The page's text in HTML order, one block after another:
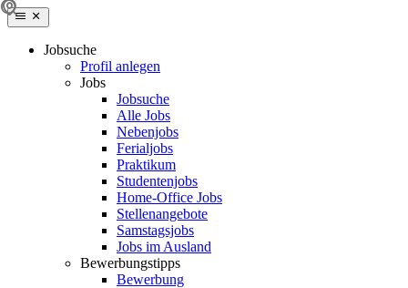
Jobsuche
Profil anlegen
Jobs
Jobsuche
Alle Jobs
Nebenjobs
Ferialjobs
Praktikum
Studentenjobs
Home-Office Jobs
Stellenangebote
Samstagsjobs
Jobs im Ausland
Bewerbungstipps
Bewerbung